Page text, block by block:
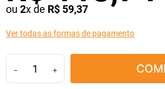
ou 2x de R$ 59,37
Ver todas as formas de pagamento
＋
－
10º lola